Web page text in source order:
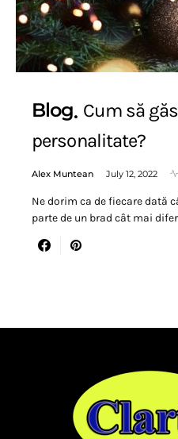
Blog Cum să
personalitate?
Alex Muntean July 12, 2022
Ne dorim ca de fiecare dată
parte de un brad cât mai